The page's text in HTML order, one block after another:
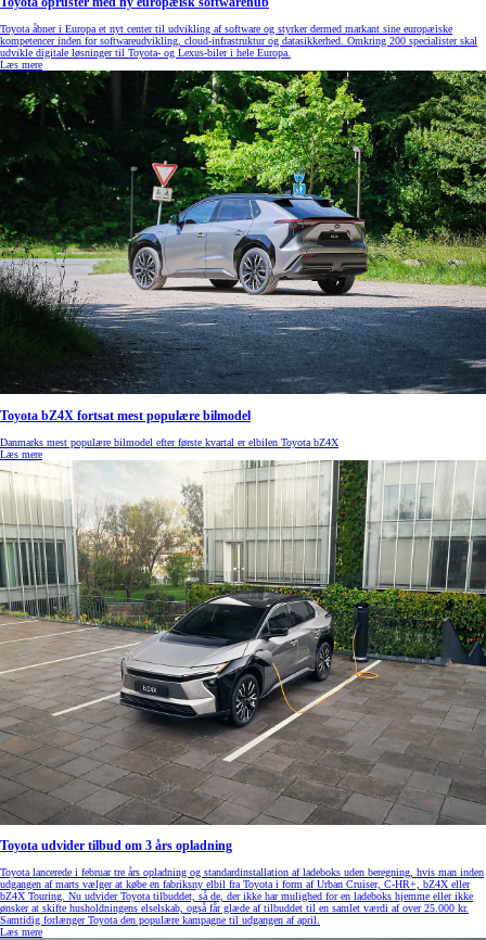
Toyota åbner i Europa et nyt center til udvikling af software og styrker dermed markant sine europæiske
kompetencer inden for softwareudvikling, cloud‑infrastruktur og datasikkerhed. Omkring 200 specialister skal
udvikle digitale løsninger til Toyota- og Lexus‑biler i hele Europa.
Læs mere
Toyota bZ4X fortsat mest populære bilmodel
Danmarks mest populære bilmodel efter første kvartal er elbilen Toyota bZ4X
Læs mere
Toyota udvider tilbud om 3 års opladning
Toyota lancerede i februar tre års opladning og standardinstallation af ladeboks uden beregning, hvis man inden
udgangen af marts vælger at købe en fabriksny elbil fra Toyota i form af Urban Cruiser, C-HR+, bZ4X eller
bZ4X Touring. Nu udvider Toyota tilbuddet, så de, der ikke har mulighed for en ladeboks hjemme eller ikke
ønsker at skifte husholdningens elselskab, også får glæde af tilbuddet til en samlet værdi af over 25.000 kr.
Samtidig forlænger Toyota den populære kampagne til udgangen af april.
Læs mere